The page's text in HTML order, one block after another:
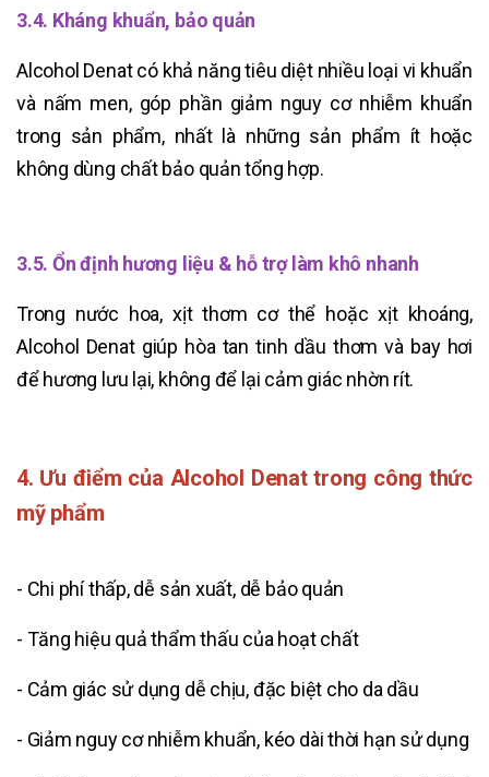
3.4. Kháng khuẩn, bảo quản
Alcohol Denat có khả năng tiêu diệt nhiều loại vi khuẩn
và nấm men, góp phần giảm nguy cơ nhiễm khuẩn
trong sản phẩm, nhất là những sản phẩm ít hoặc
không dùng chất bảo quản tổng hợp.
3.5. Ổn định hương liệu & hỗ trợ làm khô nhanh
Trong nước hoa, xịt thơm cơ thể hoặc xịt khoáng,
Alcohol Denat giúp hòa tan tinh dầu thơm và bay hơi
để hương lưu lại, không để lại cảm giác nhờn rít.
4. Ưu điểm của Alcohol Denat trong công thức
mỹ phẩm
- Chi phí thấp, dễ sản xuất, dễ bảo quản
- Tăng hiệu quả thẩm thấu của hoạt chất
- Cảm giác sử dụng dễ chịu, đặc biệt cho da dầu
- Giảm nguy cơ nhiễm khuẩn, kéo dài thời hạn sử dụng